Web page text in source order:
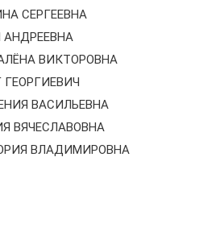
СЕРГЕЕВНА
ВИКТОРОВНА
ВАСИЛЬЕВНА
ВЯЧЕСЛАВОВНА
ВЛАДИМИРОВНА